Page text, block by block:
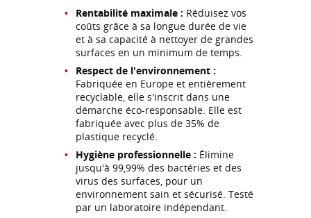
Rentabilité maximale : Réduisez vos
coûts grâce à sa longue durée de vie
et à sa capacité à nettoyer de grandes
surfaces en un minimum de temps.
Respect de l'environnement :
Fabriquée en Europe et entièrement
recyclable, elle s'inscrit dans une
démarche éco-responsable. Elle est
fabriquée avec plus de 35% de
plastique recyclé.
Hygiène professionnelle : Élimine
jusqu'à 99,99% des bactéries et des
virus des surfaces, pour un
environnement sain et sécurisé. Testé
par un laboratoire indépendant.